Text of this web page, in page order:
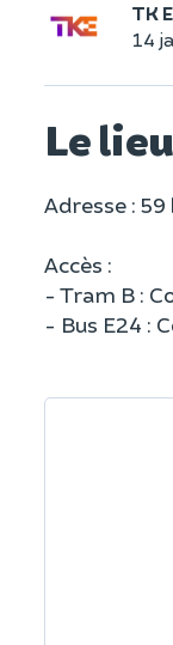
TK
14
Le lieu
Adresse :
Accès :
- Tram B :
- Bus E24 :